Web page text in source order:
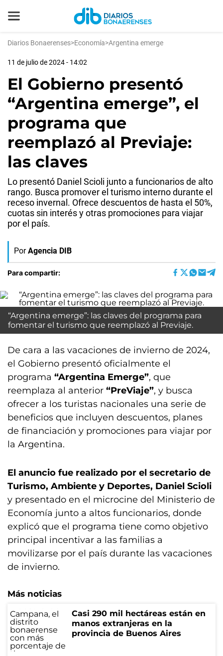
Diarios Bonaerenses>Economía>Argentina emerge
11 de julio de 2024 - 14:02
El Gobierno presentó
“Argentina emerge”, el
programa que
reemplazó al Previaje:
las claves
Lo presentó Daniel Scioli junto a funcionarios de alto
rango. Busca promover el turismo interno durante el
receso invernal. Ofrece descuentos de hasta el 50%,
cuotas sin interés y otras promociones para viajar
por el país.
Por Agencia DIB
Para compartir:
“Argentina emerge”: las claves del programa para
fomentar el turismo que reemplazó al Previaje.
De cara a las vacaciones de invierno de 2024,
el Gobierno presentó oficialmente el
programa “Argentina Emerge”, que
reemplaza al anterior “PreViaje”, y busca
ofrecer a los turistas nacionales una serie de
beneficios que incluyen descuentos, planes
de financiación y promociones para viajar por
la Argentina.
El anuncio fue realizado por el secretario de
Turismo, Ambiente y Deportes, Daniel Scioli
y presentado en el microcine del Ministerio de
Economía junto a altos funcionarios, donde
explicó que el programa tiene como objetivo
principal incentivar a las familias a
movilizarse por el país durante las vacaciones
de invierno.
Más noticias
Casi 290 mil hectáreas están en
manos extranjeras en la
provincia de Buenos Aires